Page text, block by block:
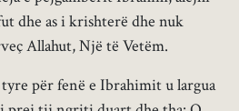
dhe as i krishterë dhe nuk
Allahut, Një të Vetëm.
për fenë e Ibrahimit u largua